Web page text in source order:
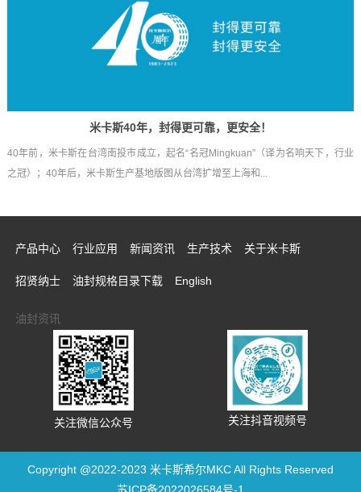
米卡斯40年，封得更可靠，更安全！
40年前，米卡斯在台湾南投市成立，起名“名冠Mingkuan”（译为名响天下，行业
之冠）；40年后，米卡斯生产基地版图从台湾扩增至上海和...
产品中心 行业应用 新闻资讯 生产技术 关于米卡斯
招贤纳士 油封规格目录下载 English
油封资讯
关注微信公众号 关注抖音视频号
Copyright @2022-2023 米卡斯希尔MKC All Rights Reserved
苏ICP备2022026584号-1